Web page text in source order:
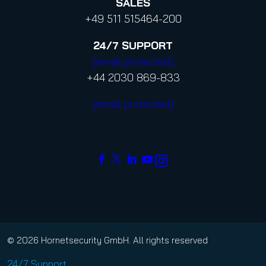
+49 511 515464-200
24/7 SUPPORT
[email protected]
+44 2030 869-833
[email protected]
© 2026 Hornetsecurity GmbH. All rights reserved